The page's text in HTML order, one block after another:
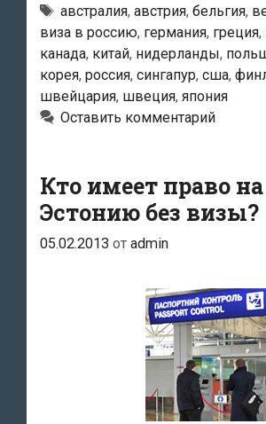
в
РФ
могут
разрешить
гражданам
Метки
австралия, австрия, бельгия,
виза в россию, германия, греция,
канада, китай, нидерланды,
корея, россия, сингапур, сша,
швейцария, швеция, япония
Оставить комментарий
Кто имеет право
Эстонию без визы?
05.02.2013 от admin